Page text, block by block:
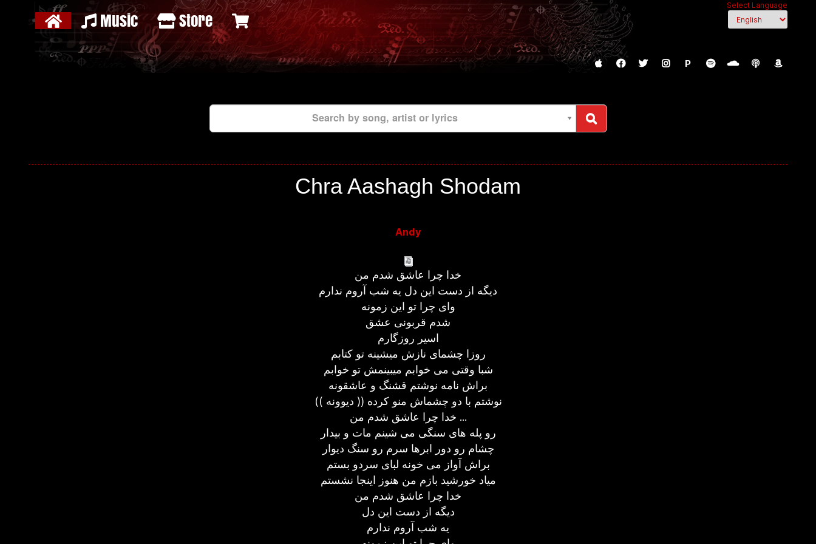
Select Language
Music Store
P
Search by song, artist or lyrics
Chra Aashagh Shodam
Andy
خدا چرا عاشق شدم من
دیگه از دست این دل یه شب آروم ندارم
وای چرا تو این زمونه
شدم قربونی عشق
اسیر روزگارم
روزا چشمای نازش میشینه تو كتابم
شبا وقتی می خوابم میبینمش تو خوابم
براش نامه نوشتم قشنگ و عاشقونه
نوشتم با دو چشماش منو كرده (( دیوونه ))
خدا چرا عاشق شدم من ...
رو پله های سنگی می شینم مات و بیدار
چشام رو دور ابرها سرم رو سنگ دیوار
براش آواز می خونه لبای سردو بستم
میاد خورشید بازم من هنوز اینجا نشستم
خدا چرا عاشق شدم من
دیگه از دست این دل
یه شب آروم ندارم